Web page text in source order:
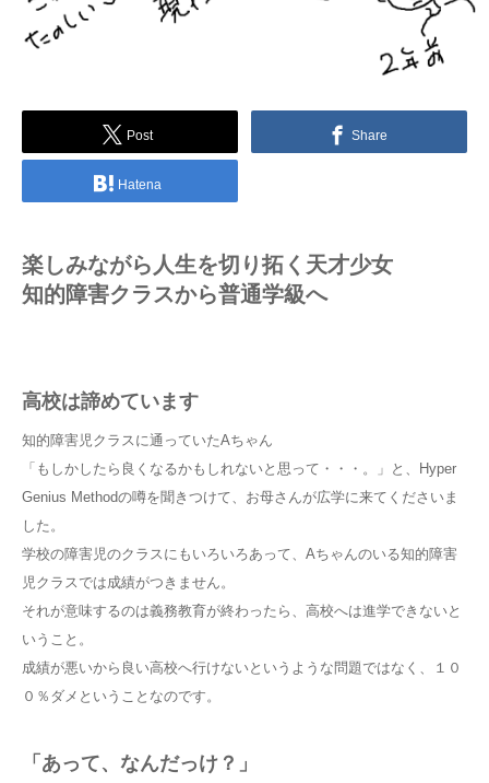
Post Share
Hatena
楽しみながら人生を切り拓く天才少女
知的障害クラスから普通学級へ
高校は諦めています
知的障害児クラスに通っていたAちゃん
「もしかしたら良くなるかもしれないと思って・・・。」と、Hyper
Genius Methodの噂を聞きつけて、お母さんが広学に来てくださいま
した。
学校の障害児のクラスにもいろいろあって、Aちゃんのいる知的障害
児クラスでは成績がつきません。
それが意味するのは義務教育が終わったら、高校へは進学できないと
いうこと。
成績が悪いから良い高校へ行けないというような問題ではなく、１０
０％ダメということなのです。
「あって、なんだっけ？」